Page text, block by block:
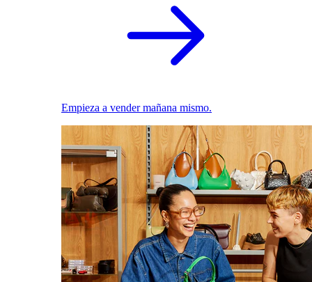
Empieza a vender mañana mismo.